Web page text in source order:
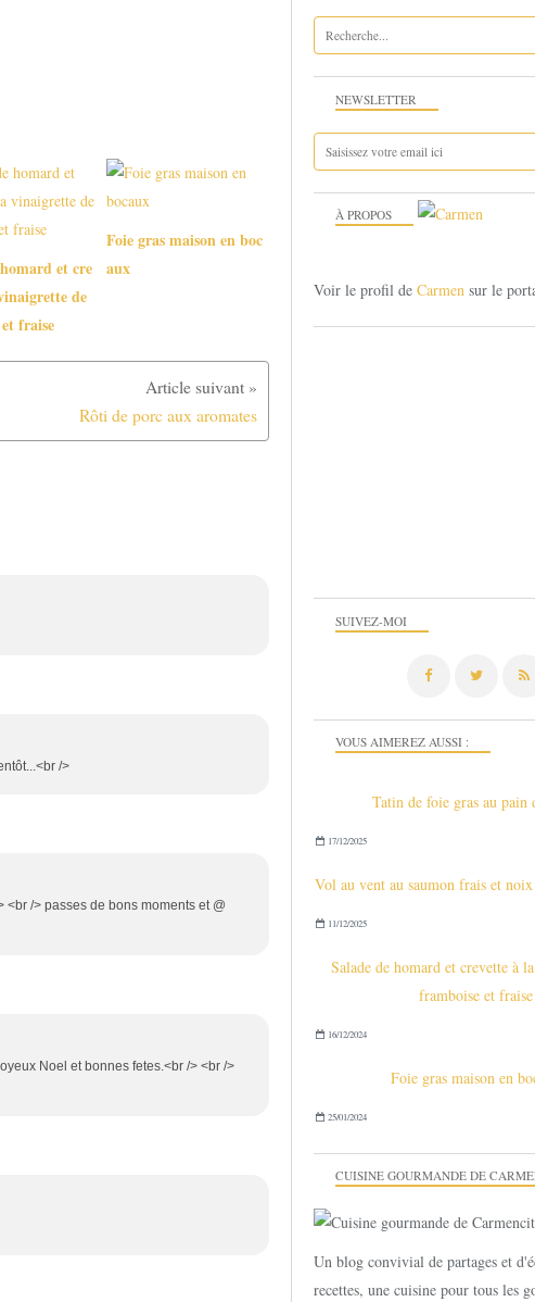
et cre
de
fraise
Foie gras maison en boc
aux
Rôti de porc aux aromates
/>
/> passes de bons moments et @
Noel et bonnes fetes.<br /> <br />
NEWSLETTER
SUIVEZ-MOI
CUISINE GOURMANDE DE
Un blog convivial de partages et
recettes, une cuisine pour tous les
À PROPOS
Voir le profil de Carmen sur le
VOUS AIMEREZ AUSSI :
Tatin de foie gras au pain
17/12/2025
Vol au vent au saumon frais et noix
11/12/2025
Salade de homard et crevette à
framboise et fraise
16/12/2024
Foie gras maison en
25/01/2024